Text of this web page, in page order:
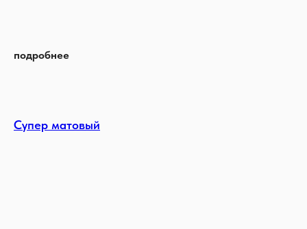
подробнее
Супер матовый